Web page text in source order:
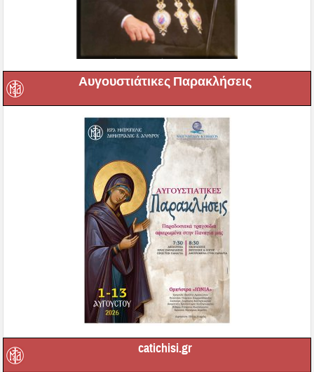
Αυγουστιάτικες Παρακλήσεις
catichisi.gr